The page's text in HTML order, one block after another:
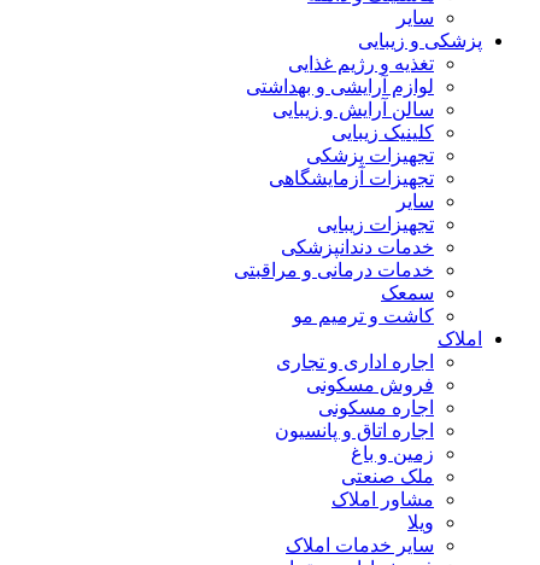
سایر
پزشکی و زیبایی
تغذیه و رژیم غذایی
لوازم آرایشی و بهداشتی
سالن آرایش و زیبایی
کلینیک زیبایی
تجهیزات پزشکی
تجهیزات آزمایشگاهی
سایر
تجهیزات زیبایی
خدمات دندانپزشکی
خدمات درمانی و مراقبتی
سمعک
کاشت و ترمیم مو
املاک
اجاره اداری و تجاری
فروش مسکونی
اجاره مسکونی
اجاره اتاق و پانسیون
زمین و باغ
ملک صنعتی
مشاور املاک
ویلا
سایر خدمات املاک